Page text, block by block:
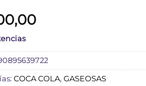
COCA COLA, GASEOSAS